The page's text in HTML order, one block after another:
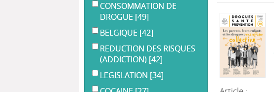
CONSOMMATION DE
DROGUE [49]
BELGIQUE [42]
REDUCTION DES RISQUES
(ADDICTION) [42]
LEGISLATION [34]